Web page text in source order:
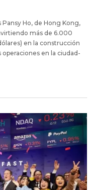
Ho, de Hong Kong,
más de 6.000
en la construcción
en la ciudad-